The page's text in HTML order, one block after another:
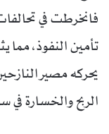
فانخرطت في
تأمين النفوذ، مما
يحركه مصير
الربح والخسارة